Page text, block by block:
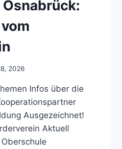
2026
Infos über die
Ausgezeichnet!
Aktuell